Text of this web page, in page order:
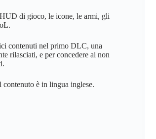
di gioco, le icone, le armi, gli
contenuti nel primo DLC, una
rilasciati, e per concedere ai non
contenuto è in lingua inglese.